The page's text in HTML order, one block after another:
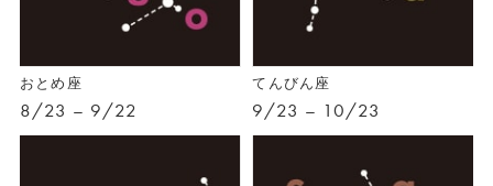
おとめ座
8/23 – 9/22
てんびん座
9/23 – 10/23